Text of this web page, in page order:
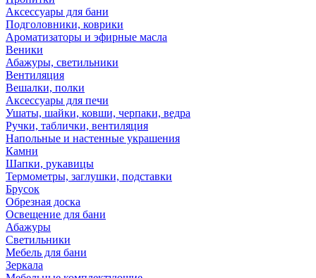
Аксессуары для бани
Подголовники, коврики
Ароматизаторы и эфирные масла
Веники
Абажуры, светильники
Вентиляция
Вешалки, полки
Аксессуары для печи
Ушаты, шайки, ковши, черпаки, ведра
Ручки, таблички, вентиляция
Напольные и настенные украшения
Камни
Шапки, рукавицы
Термометры, заглушки, подставки
Брусок
Обрезная доска
Освещение для бани
Абажуры
Светильники
Мебель для бани
Зеркала